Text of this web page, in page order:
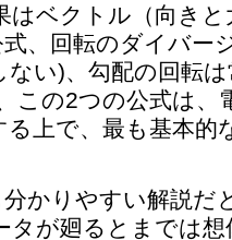
はベクトル（向き
式、回転のダイバー
ない)、勾配の回転
この2つの公式は、
る上で、最も基本的
かりやすい解説だ
タが廻るとまでは